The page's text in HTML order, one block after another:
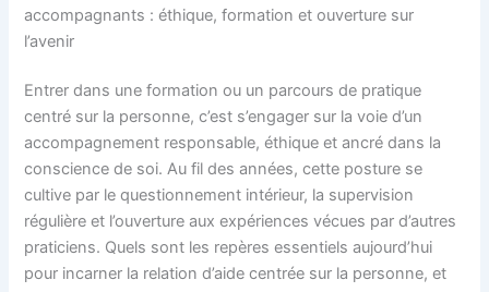
accompagnants : éthique, formation et ouverture sur
l’avenir
Entrer dans une formation ou un parcours de pratique
centré sur la personne, c’est s’engager sur la voie d’un
accompagnement responsable, éthique et ancré dans la
conscience de soi. Au fil des années, cette posture se
cultive par le questionnement intérieur, la supervision
régulière et l’ouverture aux expériences vécues par d’autres
praticiens. Quels sont les repères essentiels aujourd’hui
pour incarner la relation d’aide centrée sur la personne, et